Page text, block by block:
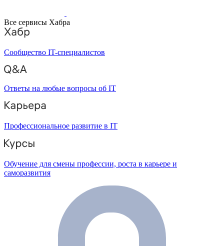
Все сервисы Хабра
Сообщество IT-специалистов
Ответы на любые вопросы об IT
Профессиональное развитие в IT
Обучение для смены профессии, роста в карьере и
саморазвития